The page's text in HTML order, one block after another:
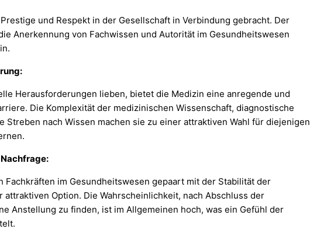
und Respekt in der Gesellschaft in Verbindung gebracht. Der
Anerkennung von Fachwissen und Autorität im Gesundheitswesen
Herausforderungen lieben, bietet die Medizin eine anregende und
Die Komplexität der medizinischen Wissenschaft, diagnostische
Streben nach Wissen machen sie zu einer attraktiven Wahl für diejenigen
Fachkräften im Gesundheitswesen gepaart mit der Stabilität der
attraktiven Option. Die Wahrscheinlichkeit, nach Abschluss der
Anstellung zu finden, ist im Allgemeinen hoch, was ein Gefühl der